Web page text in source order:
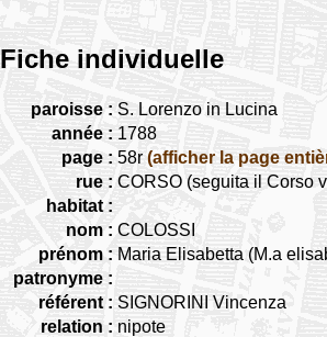
Fiche individuelle
paroisse : S. Lorenzo in Lucina
année : 1788
page : 58r (afficher la page
rue : CORSO (seguita il Corso
habitat :
nom : COLOSSI
prénom : Maria Elisabetta (M.a
patronyme :
référent : SIGNORINI Vincenza
relation : nipote